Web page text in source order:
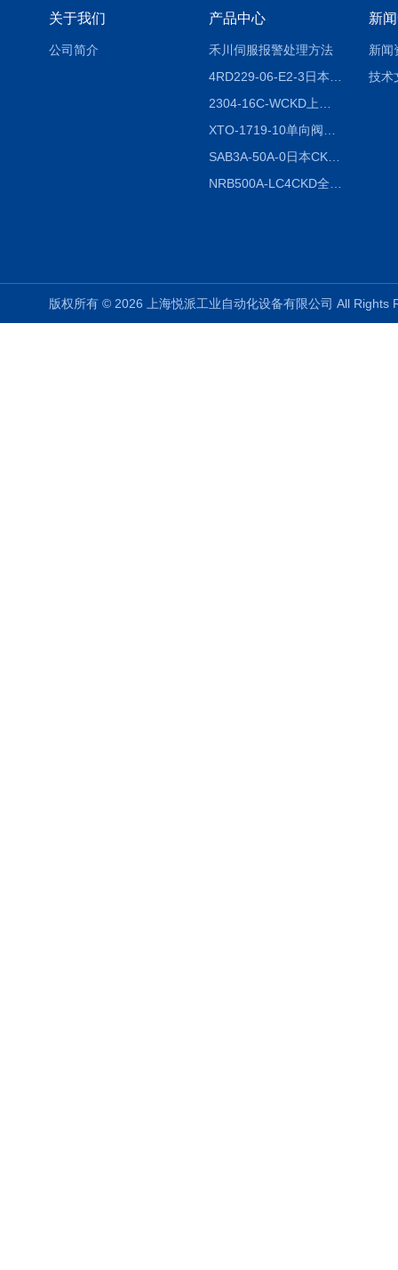
关于我们
公司简介
产品中心
禾川伺服报警处理方法
SAB3A-50A-0日本CKD全国授权代理
新
新闻
技术
版权所有 © 2026 上海悦派工业自动化设备有限公司 All